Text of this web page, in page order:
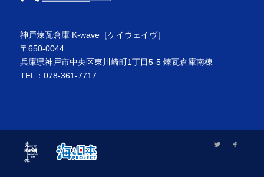
神戸煉瓦倉庫 K-wave［ケイウェイヴ］
〒650-0044
兵庫県神戸市中央区東川崎町1丁目5-5 煉瓦倉庫南棟
TEL：078-361-7717